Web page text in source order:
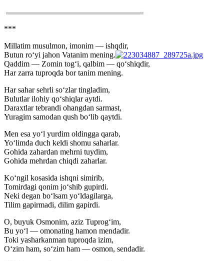
***
Millatim musulmon, imonim — ishqdir,
Butun ro‘yi jahon Vatanim mening.
Qaddim — Zomin tog‘i, qalbim — qo‘shiqdir,
Har zarra tuproqda bor tanim mening.
Har sahar sehrli so‘zlar tingladim,
Bulutlar ilohiy qo‘shiqlar aytdi.
Daraxtlar tebrandi ohangdan sarmast,
Yuragim samodan qush bo‘lib qaytdi.
Men esa yo‘l yurdim oldingga qarab,
Yo‘limda duch keldi shomu saharlar.
Gohida zahardan mehrni tuydim,
Gohida mehrdan chiqdi zaharlar.
Ko‘ngil kosasida ishqni simirib,
Tomirdagi qonim jo‘shib gupirdi.
Neki degan bo‘lsam yo‘ldagilarga,
Tilim gapirmadi, dilim gapirdi.
O, buyuk Osmonim, aziz Tuprog‘im,
Bu yo‘l — omonating hamon mendadir.
Toki yasharkanman tuproqda izim,
O‘zim ham, so‘zim ham — osmon, sendadir.